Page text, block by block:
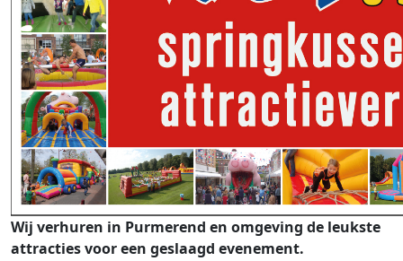
Wij verhuren in Purmerend en omgeving de leukste
attracties voor een geslaagd evenement.